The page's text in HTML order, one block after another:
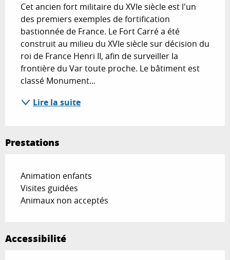
Cet ancien fort militaire du XVIe siècle est l'un
des premiers exemples de fortification
bastionnée de France. Le Fort Carré a été
construit au milieu du XVIe siècle sur décision du
roi de France Henri II, afin de surveiller la
frontière du Var toute proche. Le bâtiment est
classé Monument...
Lire la suite
Prestations
Animation enfants
Visites guidées
Animaux non acceptés
Accessibilité